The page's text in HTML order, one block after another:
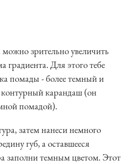
зрительно увеличить
Для этого тебе
помады - более темный и
контурный карандаш (он
помадой).
затем нанеси немного
губ, а оставшееся
заполни темным цветом. Этот